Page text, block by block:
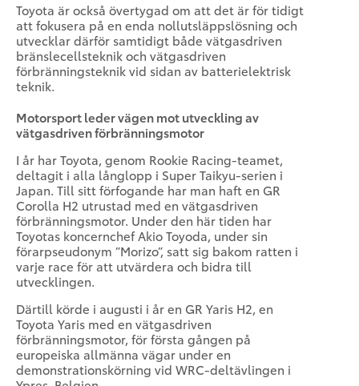
Toyota är också övertygad om att det är för tidigt
att fokusera på en enda nollutsläppslösning och
utvecklar därför samtidigt både vätgasdriven
bränslecellsteknik och vätgasdriven
förbränningsteknik vid sidan av batterielektrisk
teknik.
Motorsport leder vägen mot utveckling av
vätgasdriven förbränningsmotor
I år har Toyota, genom Rookie Racing-teamet,
deltagit i alla långlopp i Super Taikyu-serien i
Japan. Till sitt förfogande har man haft en GR
Corolla H2 utrustad med en vätgasdriven
förbränningsmotor. Under den här tiden har
Toyotas koncernchef Akio Toyoda, under sin
förarpseudonym ”Morizo”, satt sig bakom ratten i
varje race för att utvärdera och bidra till
utvecklingen.
Därtill körde i augusti i år en GR Yaris H2, en
Toyota Yaris med en vätgasdriven
förbränningsmotor, för första gången på
europeiska allmänna vägar under en
demonstrationskörning vid WRC-deltävlingen i